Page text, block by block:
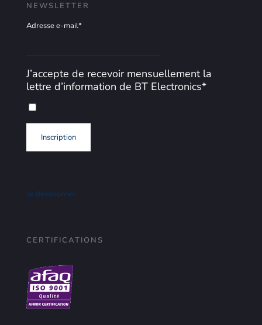
NEWSLETTER
Adresse e-mail*
J’accepte de recevoir mensuellement la
lettre d’information de BT Electronics*
se désabonner
CERTIFICATIONS